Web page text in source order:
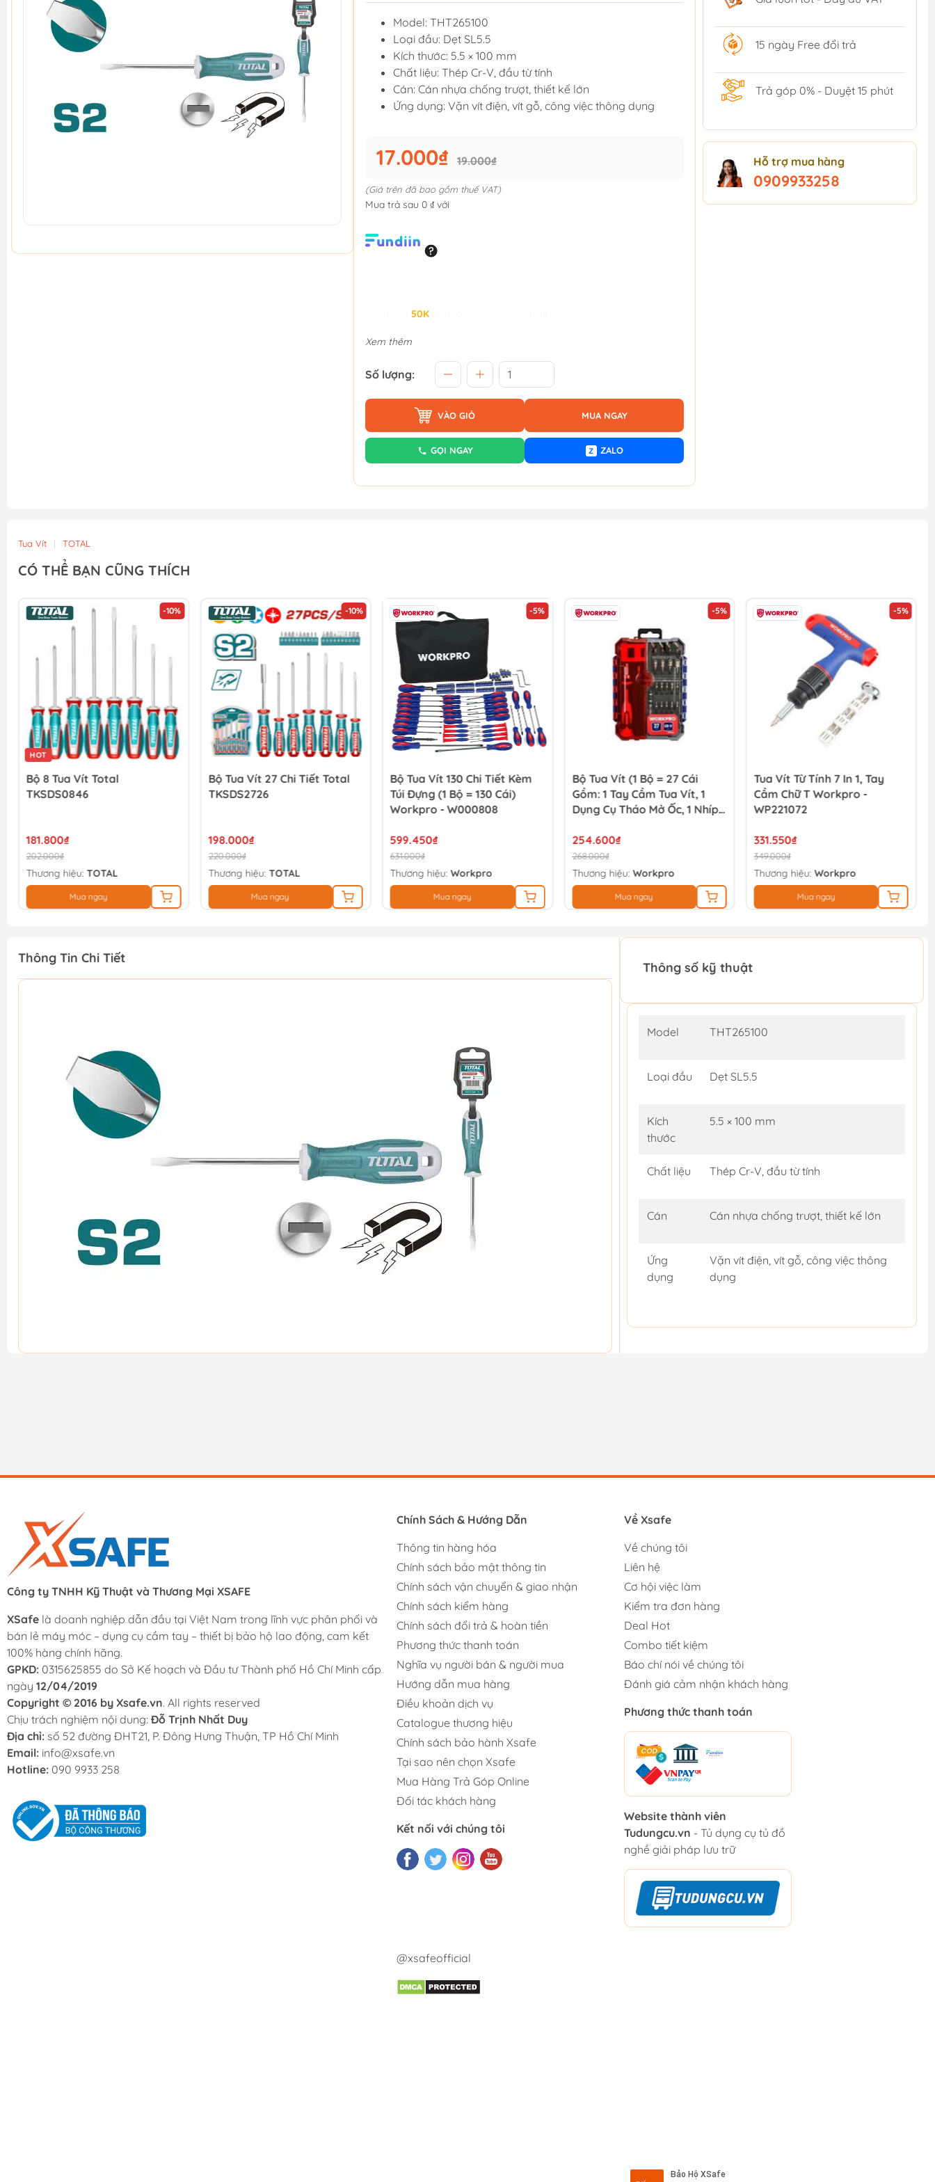
Model: THT265100
Loại đầu: Dẹt SL5.5
Kích thước: 5.5 × 100 mm
Chất liệu: Thép Cr-V, đầu từ tính
Cán: Cán nhựa chống trượt, thiết kế lớn
Ứng dụng: Vặn vít điện, vít gỗ, công việc thông dụng
17.000₫ 19.000₫
(Giá trên đã bao gồm thuế VAT)
Mua trả sau 0 ₫ với
50K
Xem thêm
Số lượng:
VÀO GIỎ MUA NGAY
GỌI NGAY Z ZALO
15 ngày Free đổi trả
Trả góp 0% - Duyệt 15 phút
Hỗ trợ mua hàng
0909933258
Tua Vít | TOTAL
CÓ THỂ BẠN CŨNG THÍCH
-10%
HOT
Bộ 8 Tua Vít Total
TKSDS0846
181.800₫
202.000₫
Thương hiệu: TOTAL
Mua ngay
-10%
Bộ Tua Vít 27 Chi Tiết Total
TKSDS2726
198.000₫
220.000₫
Thương hiệu: TOTAL
Mua ngay
-5%
Bộ Tua Vít 130 Chi Tiết Kèm
Túi Đựng (1 Bộ = 130 Cái)
Workpro - W000808
599.450₫
631.000₫
Thương hiệu:Workpro
Mua ngay
-5%
Bộ Tua Vít (1 Bộ = 27 Cái
Gồm: 1 Tay Cầm Tua Vít, 1
Dụng Cụ Tháo Mở Ốc, 1 Nhíp,
Mini, 4 Cờ Lê Mini, 15 Đầu Vít
Các Loại) Workpro -
WP200540
254.600₫
268.000₫
Thương hiệu:Workpro
Mua ngay
-5%
Tua Vít Từ Tính 7 In 1, Tay
Cầm Chữ T Workpro -
WP221072
331.550₫
349.000₫
Thương hiệu:Workpro
Mua ngay
Thông Tin Chi Tiết
Thông số kỹ thuật
Model THT265100
Loại đầu Dẹt SL5.5
Kích
thước
5.5 × 100 mm
Chất liệu Thép Cr-V, đầu từ tính
Cán Cán nhựa chống trượt, thiết kế lớn
Ứng
dụng
Vặn vít điện, vít gỗ, công việc thông
dụng
Công ty TNHH Kỹ Thuật và Thương Mại XSAFE
XSafe là doanh nghiệp dẫn đầu tại Việt Nam trong lĩnh vực phân phối và
bán lẻ máy móc – dụng cụ cầm tay – thiết bị bảo hộ lao động, cam kết
100% hàng chính hãng.
GPKD: 0315625855 do Sở Kế hoạch và Đầu tư Thành phố Hồ Chí Minh cấp
ngày 12/04/2019
Copyright © 2016 by Xsafe.vn. All rights reserved
Chịu trách nghiệm nội dung: Đỗ Trịnh Nhất Duy
Địa chỉ: số 52 đường ĐHT21, P. Đông Hưng Thuận, TP Hồ Chí Minh
Email: info@xsafe.vn
Hotline: 090 9933 258
Chính Sách & Hướng Dẫn
Thông tin hàng hóa
Chính sách bảo mật thông tin
Chính sách vận chuyển & giao nhận
Chính sách kiểm hàng
Chính sách đổi trả & hoàn tiền
Phương thức thanh toán
Nghĩa vụ người bán & người mua
Hướng dẫn mua hàng
Điều khoản dịch vụ
Catalogue thương hiệu
Chính sách bảo hành Xsafe
Tại sao nên chọn Xsafe
Mua Hàng Trả Góp Online
Đối tác khách hàng
Kết nối với chúng tôi
Về Xsafe
Về chúng tôi
Liên hệ
Cơ hội việc làm
Kiểm tra đơn hàng
Deal Hot
Combo tiết kiệm
Báo chí nói về chúng tôi
Đánh giá cảm nhận khách hàng
Phương thức thanh toán
Website thành viên
Tudungcu.vn - Tủ dụng cụ tủ đồ
nghề giải pháp lưu trữ
@xsafeofficial